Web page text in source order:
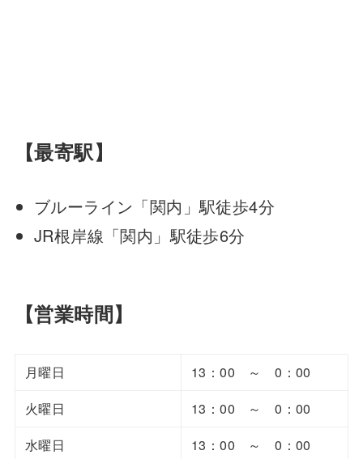
【最寄駅】
ブルーライン「関内」駅徒歩4分
JR根岸線「関内」駅徒歩6分
【営業時間】
月曜日
13：00 ～ 0：00
火曜日
13：00 ～ 0：00
水曜日
13：00 ～ 0：00